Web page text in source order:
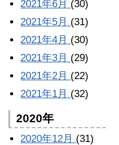
2021年6月 (30)
2021年5月 (31)
2021年4月 (30)
2021年3月 (29)
2021年2月 (22)
2021年1月 (32)
2020年
2020年12月 (31)